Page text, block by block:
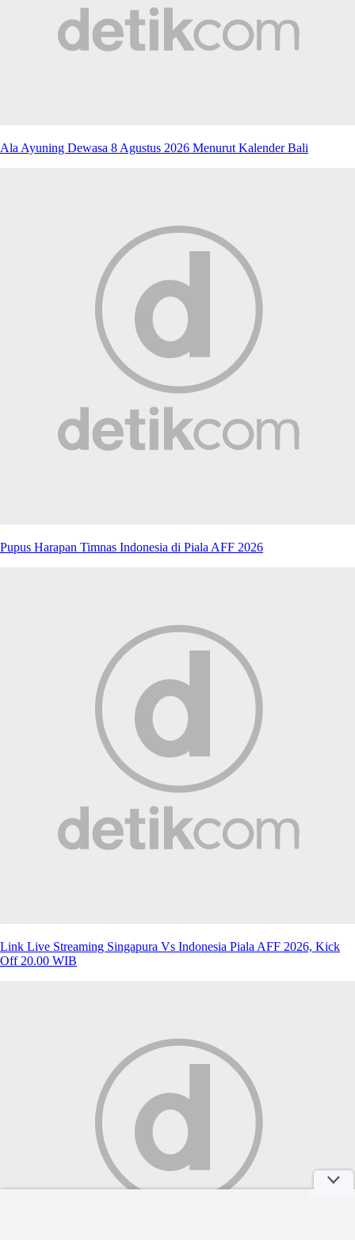
Ala Ayuning Dewasa 8 Agustus 2026 Menurut Kalender Bali
Pupus Harapan Timnas Indonesia di Piala AFF 2026
Link Live Streaming Singapura Vs Indonesia Piala AFF 2026, Kick
Off 20.00 WIB